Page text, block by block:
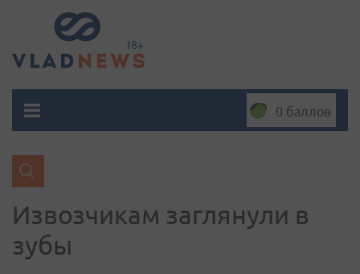
0 баллов
Извозчикам заглянули в
зубы